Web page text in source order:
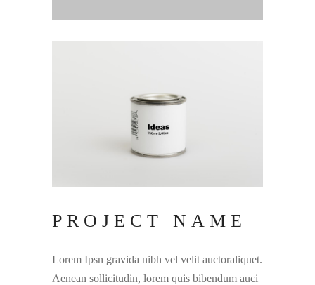
PROJECT NAME
Lorem Ipsn gravida nibh vel velit auctoraliquet.
Aenean sollicitudin, lorem quis bibendum auci